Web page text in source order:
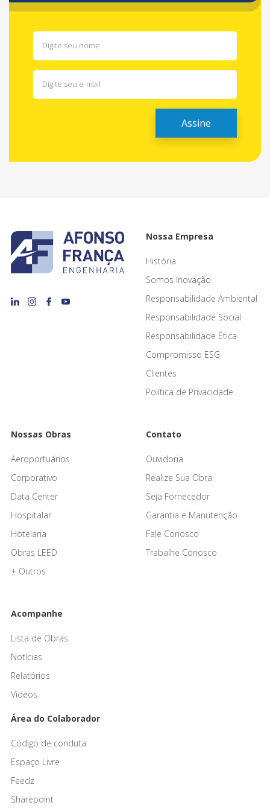
Nossa Empresa
História
Somos Inovação
Responsabilidade Ambiental
Responsabilidade Social
Responsabilidade Ética
Compromisso ESG
Clientes
Política de Privacidade
Nossas Obras
Aeroportuários
Corporativo
Data Center
Hospitalar
Hotelaria
Obras LEED
+ Outros
Contato
Ouvidoria
Realize Sua Obra
Seja Fornecedor
Garantia e Manutenção
Fale Conosco
Trabalhe Conosco
Acompanhe
Lista de Obras
Notícias
Relatórios
Vídeos
Área do Colaborador
Código de conduta
Espaço Livre
Feedz
Sharepoint